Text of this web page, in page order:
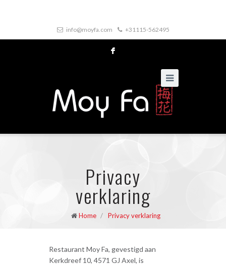
info@moyfa.com +31115-562495
F
Privacy
verklaring
Home / Privacy verklaring
Restaurant Moy Fa, gevestigd aan
Kerkdreef 10, 4571 GJ Axel, is